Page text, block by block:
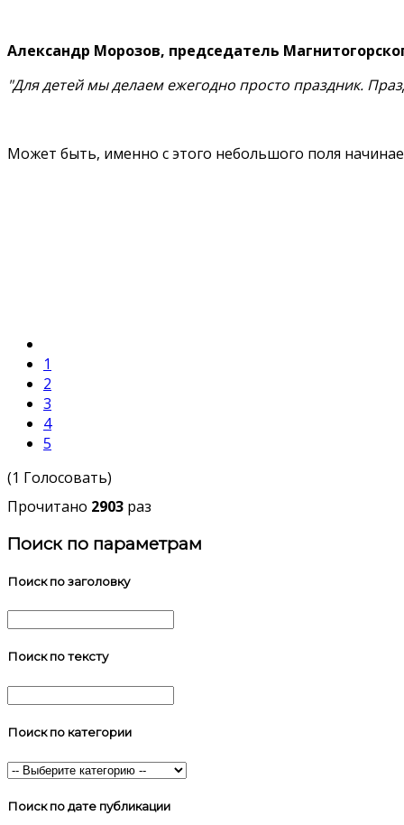
Александр Морозов, председатель
"Для детей мы делаем ежегодно просто праздник.
Может быть, именно с этого небольшого поля
1
2
3
4
5
(1 Голосовать)
Прочитано 2903 раз
Поиск по параметрам
Поиск по заголовку
Поиск по тексту
Поиск по категории
Поиск по дате публикации